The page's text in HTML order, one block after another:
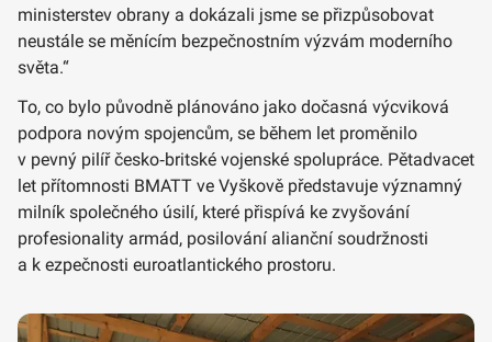
ministerstev obrany a dokázali jsme se přizpůsobovat
neustále se měnícím bezpečnostním výzvám moderního
světa.“
To, co bylo původně plánováno jako dočasná výcviková
podpora novým spojencům, se během let proměnilo
v pevný pilíř česko‑britské vojenské spolupráce. Pětadvacet
let přítomnosti BMATT ve Vyškově představuje významný
milník společného úsilí, které přispívá ke zvyšování
profesionality armád, posilování alianční soudržnosti
a k ezpečnosti euroatlantického prostoru.